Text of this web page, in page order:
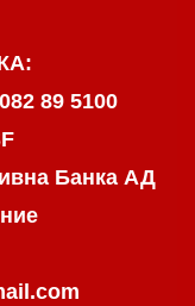
89 5100
Банка АД